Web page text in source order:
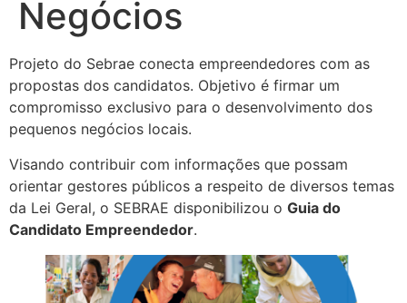
Negócios
Projeto do Sebrae conecta empreendedores com as
propostas dos candidatos. Objetivo é firmar um
compromisso exclusivo para o desenvolvimento dos
pequenos negócios locais.
Visando contribuir com informações que possam
orientar gestores públicos a respeito de diversos temas
da Lei Geral, o SEBRAE disponibilizou o Guia do
Candidato Empreendedor.